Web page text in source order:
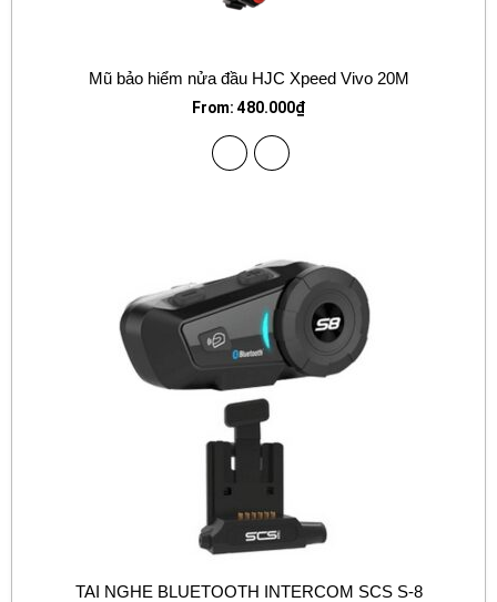
Mũ bảo hiểm nửa đầu HJC Xpeed Vivo 20M
From: 480.000₫
TAI NGHE BLUETOOTH INTERCOM SCS S-8